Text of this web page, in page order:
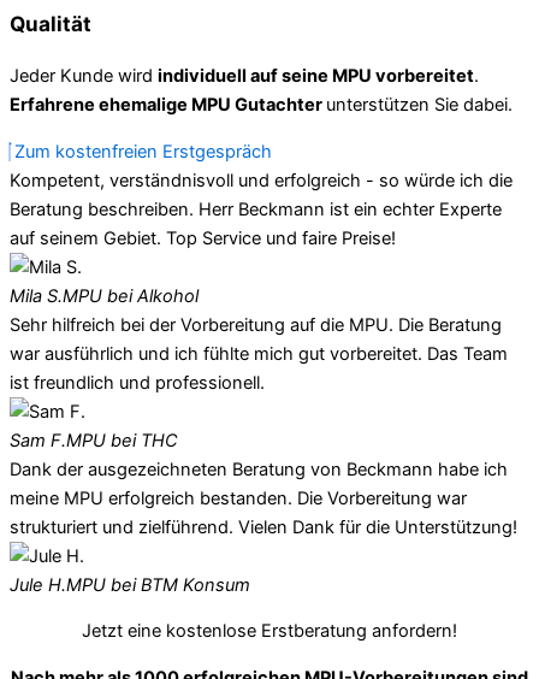
Qualität
Jeder Kunde wird individuell auf seine MPU vorbereitet.
Erfahrene ehemalige MPU Gutachter unterstützen Sie dabei.
Zum kostenfreien Erstgespräch
Kompetent, verständnisvoll und erfolgreich - so würde ich die
Beratung beschreiben. Herr Beckmann ist ein echter Experte
auf seinem Gebiet. Top Service und faire Preise!
Mila S.MPU bei Alkohol
Sehr hilfreich bei der Vorbereitung auf die MPU. Die Beratung
war ausführlich und ich fühlte mich gut vorbereitet. Das Team
ist freundlich und professionell.
Sam F.MPU bei THC
Dank der ausgezeichneten Beratung von Beckmann habe ich
meine MPU erfolgreich bestanden. Die Vorbereitung war
strukturiert und zielführend. Vielen Dank für die Unterstützung!
Jule H.MPU bei BTM Konsum
Jetzt eine kostenlose Erstberatung anfordern!